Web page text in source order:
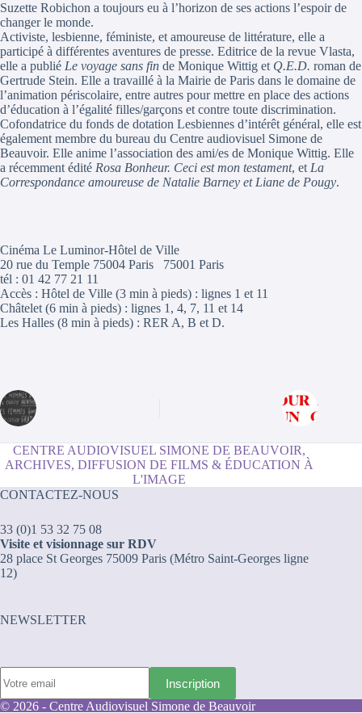
Suzette Robichon a toujours eu à l’horizon de ses actions l’espoir de
changer le monde.
Activiste, lesbienne, féministe, et amoureuse de littérature, elle a
participé à différentes aventures de presse. Editrice de la revue Vlasta,
elle a publié Le voyage sans fin de Monique Wittig et Q.E.D. roman de
Gertrude Stein. Elle a travaillé à la Mairie de Paris dans le domaine de
l’animation périscolaire, entre autres pour mettre en place des actions
d’éducation à l’égalité filles/garçons et contre toute discrimination.
Cofondatrice du fonds de dotation Lesbiennes d’intérêt général, elle est
également membre du bureau du Centre audiovisuel Simone de
Beauvoir. Elle anime l’association des ami/es de Monique Wittig. Elle
a récemment édité Rosa Bonheur. Ceci est mon testament, et La
Correspondance amoureuse de Natalie Barney et Liane de Pougy.
Cinéma Le Luminor-Hôtel de Ville
20 rue du Temple 75004 Paris 75001 Paris
tél : 01 42 77 21 11
Accès : Hôtel de Ville (3 min à pieds) : lignes 1 et 11
Châtelet (6 min à pieds) : lignes 1, 4, 7, 11 et 14
Les Halles (8 min à pieds) : RER A, B et D.
CENTRE AUDIOVISUEL SIMONE DE BEAUVOIR,
ARCHIVES, DIFFUSION DE FILMS & ÉDUCATION À
L'IMAGE
CONTACTEZ-NOUS
33 (0)1 53 32 75 08
Visite et visionnage sur RDV
28 place St Georges 75009 Paris (Métro Saint-Georges ligne
12)
NEWSLETTER
© 2026 - Centre Audiovisuel Simone de Beauvoir